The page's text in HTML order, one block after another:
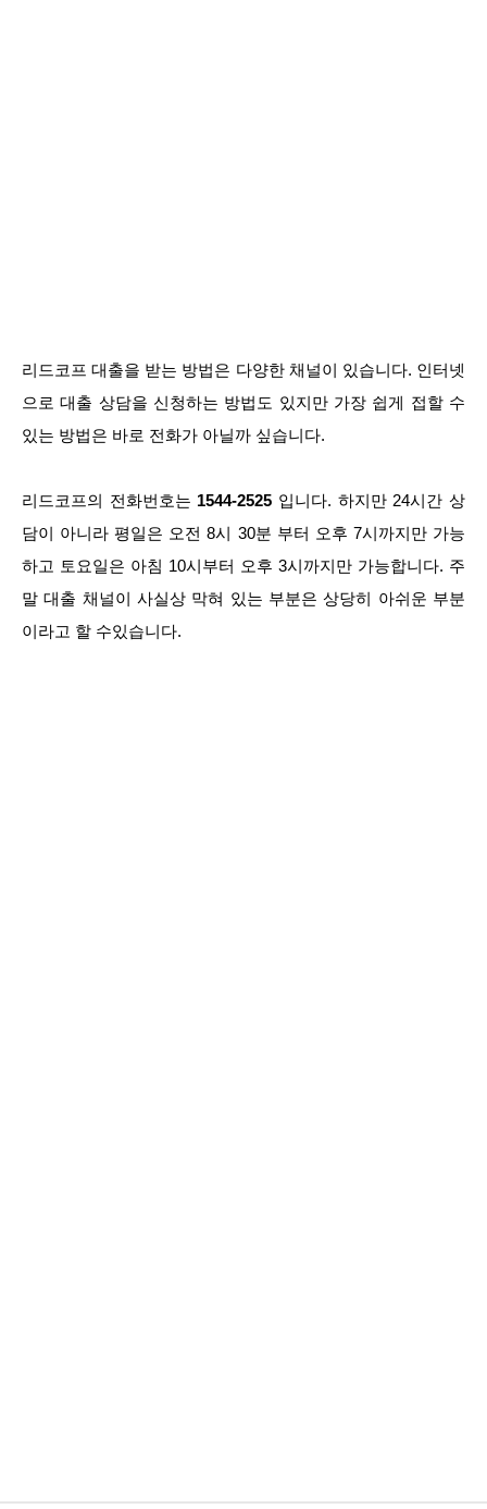
리드코프 대출을 받는 방법은 다양한 채널이 있습니다. 인터넷
으로 대출 상담을 신청하는 방법도 있지만 가장 쉽게 접할 수
있는 방법은 바로 전화가 아닐까 싶습니다.
리드코프의 전화번호는 1544-2525 입니다. 하지만 24시간 상
담이 아니라 평일은 오전 8시 30분 부터 오후 7시까지만 가능
하고 토요일은 아침 10시부터 오후 3시까지만 가능합니다. 주
말 대출 채널이 사실상 막혀 있는 부분은 상당히 아쉬운 부분
이라고 할 수있습니다.